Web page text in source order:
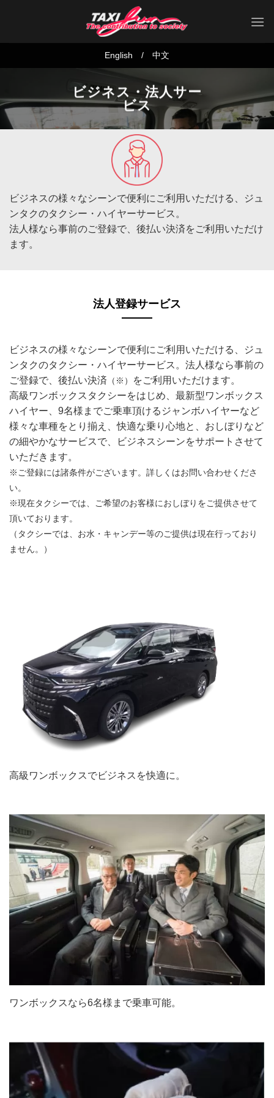
English / 中文
ビジネス・法人サー
ビス
ビジネスの様々なシーンで便利にご利用いただける、ジュ
ンタクのタクシー・ハイヤーサービス。
法人様なら事前のご登録で、後払い決済をご利用いただけ
ます。
法人登録サービス
ビジネスの様々なシーンで便利にご利用いただける、ジュ
ンタクのタクシー・ハイヤーサービス。法人様なら事前の
ご登録で、後払い決済 （※）
をご利用いただけます。
高級ワンボックスタクシーをはじめ、最新型ワンボックス
ハイヤー、9名様までご乗車頂けるジャンボハイヤーなど
様々な車種をとり揃え、快適な乗り心地と、おしぼりなど
の細やかなサービスで、ビジネスシーンをサポートさせて
いただきます。
※ご登録には諸条件がございます。詳しくはお問い合わせくださ
い。
※現在タクシーでは、ご希望のお客様におしぼりをご提供させて
頂いております。
（タクシーでは、お水・キャンデー等のご提供は現在行っており
ません。）
高級ワンボックスでビジネスを快適に。
ワンボックスなら6名様まで乗車可能。